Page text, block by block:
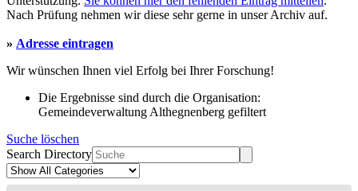
Nach Prüfung nehmen wir diese sehr gerne in unser Archiv auf.
» Adresse eintragen
Wir wünschen Ihnen viel Erfolg bei Ihrer Forschung!
Die Ergebnisse sind durch die Organisation:
Gemeindeverwaltung Althegnenberg gefiltert
Suche löschen
Search Directory